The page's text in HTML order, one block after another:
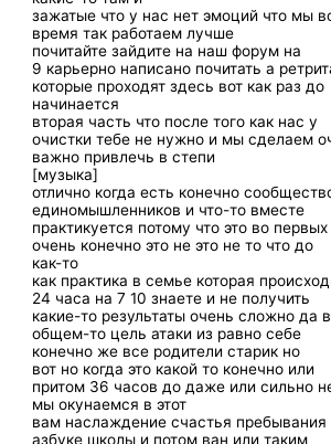
зажатые что у нас нет эмоций что мы
время так работаем лучше
почитайте зайдите на наш форум на
9 карьерно написано почитать а
которые проходят здесь вот как раз до
начинается
вторая часть что после того как нас у
очистки тебе не нужно и мы сделаем
важно привлечь в степи
[музыка]
отлично когда есть конечно
единомышленников и что-то вместе
практикуется потому что это во первых
очень конечно это не это не то что до
как-то
как практика в семье которая
24 часа на 7 10 знаете и не получить
какие-то результаты очень сложно да в
общем-то цель атаки из равно себе
конечно же все родители старик но
вот но когда это какой то конечно или
притом 36 часов до даже или сильно
мы окунаемся в этот
вам наслаждение счастья пребывания
азбуке школы и потом ван или таким